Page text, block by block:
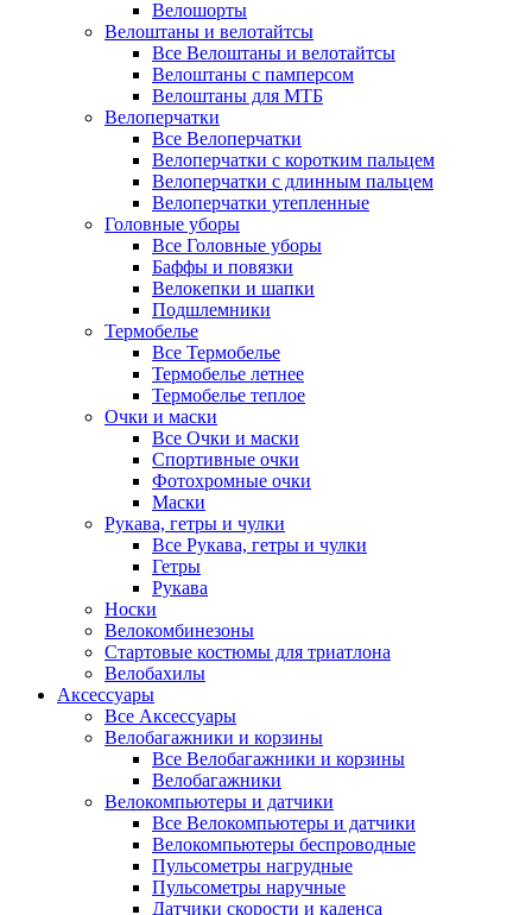
Велошорты
Велоштаны и велотайтсы
Все Велоштаны и велотайтсы
Велоштаны с памперсом
Велоштаны для МТБ
Велоперчатки
Все Велоперчатки
Велоперчатки с коротким пальцем
Велоперчатки с длинным пальцем
Велоперчатки утепленные
Головные уборы
Все Головные уборы
Баффы и повязки
Велокепки и шапки
Подшлемники
Термобелье
Все Термобелье
Термобелье летнее
Термобелье теплое
Очки и маски
Все Очки и маски
Спортивные очки
Фотохромные очки
Маски
Рукава, гетры и чулки
Все Рукава, гетры и чулки
Гетры
Рукава
Носки
Велокомбинезоны
Стартовые костюмы для триатлона
Велобахилы
Аксессуары
Все Аксессуары
Велобагажники и корзины
Все Велобагажники и корзины
Велобагажники
Велокомпьютеры и датчики
Все Велокомпьютеры и датчики
Велокомпьютеры беспроводные
Пульсометры нагрудные
Пульсометры наручные
Датчики скорости и каденса